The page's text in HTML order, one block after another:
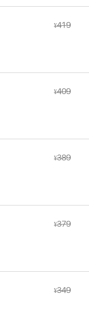
¥
¥
¥
¥
¥